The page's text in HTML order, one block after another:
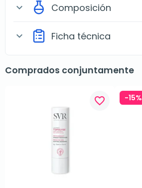
expand_more Composición
expand_more Ficha técnica
Comprados conjuntamente
favorite_border -15%